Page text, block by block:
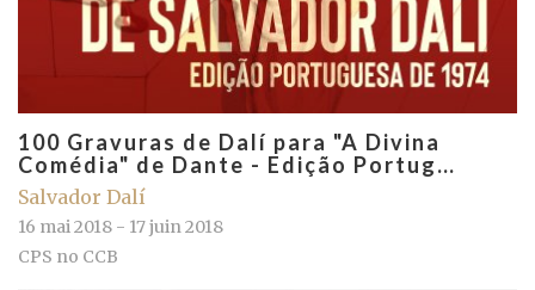
100 Gravuras de Dalí para "A Divina
Comédia" de Dante - Edição Portug…
Salvador Dalí
16 mai 2018 - 17 juin 2018
CPS no CCB